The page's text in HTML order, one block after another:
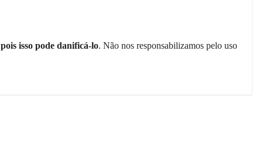
pois isso pode danificá-lo. Não nos responsabilizamos pelo uso